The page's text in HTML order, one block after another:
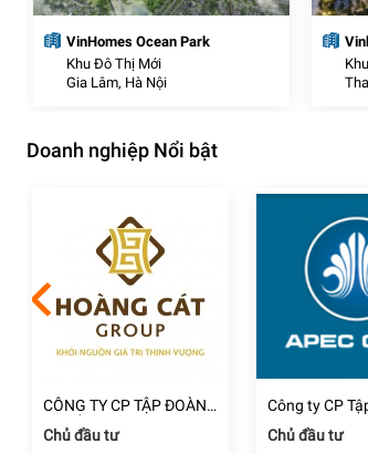
VinHomes Ocean Park
Khu Đô Thị Mới
Gia Lâm, Hà Nội
Doanh nghiệp Nổi bật
CÔNG TY CP TẬP ĐOÀN
ĐỊA ỐC HOÀNG CÁT
Chủ đầu tư
Công ty CP
Đầu Tư Châu
Dương
Chủ đầu tư